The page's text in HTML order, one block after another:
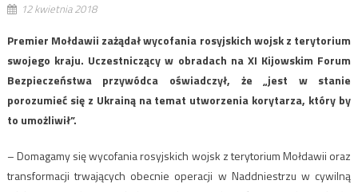
12 kwietnia 2018
Premier Mołdawii zażądał wycofania rosyjskich wojsk z terytorium
swojego kraju. Uczestniczący w obradach na XI Kijowskim Forum
Bezpieczeństwa przywódca oświadczył, że „jest w stanie
porozumieć się z Ukrainą na temat utworzenia korytarza, który by
to umożliwił”.
– Domagamy się wycofania rosyjskich wojsk z terytorium Mołdawii oraz
transformacji trwających obecnie operacji w Naddniestrzu w cywilną